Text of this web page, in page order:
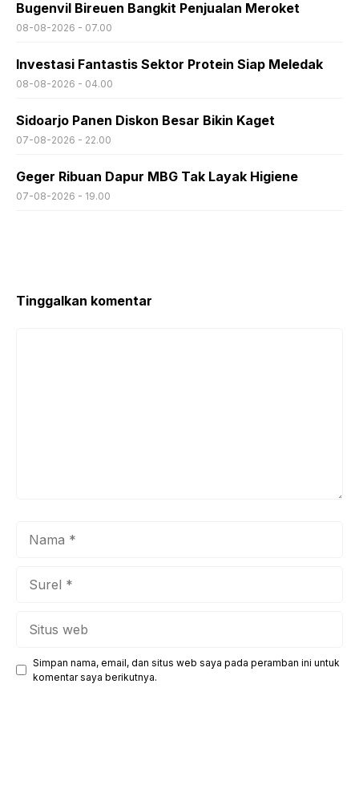
Bugenvil Bireuen Bangkit Penjualan Meroket
08-08-2026 - 07.00
Investasi Fantastis Sektor Protein Siap Meledak
08-08-2026 - 04.00
Sidoarjo Panen Diskon Besar Bikin Kaget
07-08-2026 - 22.00
Geger Ribuan Dapur MBG Tak Layak Higiene
07-08-2026 - 19.00
Tinggalkan komentar
Simpan nama, email, dan situs web saya pada peramban ini untuk
komentar saya berikutnya.